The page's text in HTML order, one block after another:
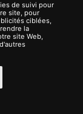
de suivi pour
site, pour
ciblées,
la
site Web,